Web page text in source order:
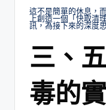
這不是簡單的休息，
上創造一個「快取清
訊，為接下來的深度
三、
毒的